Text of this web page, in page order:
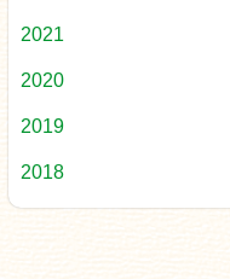
2021
2020
2019
2018